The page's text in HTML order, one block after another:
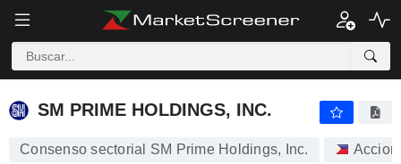
SM PRIME HOLDINGS, INC. -0,33 %
SM PRIME HOLDINGS, INC.
Consenso sectorial SM Prime Holdings, Inc.